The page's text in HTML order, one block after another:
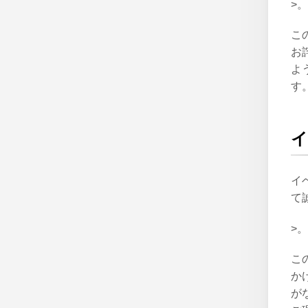
>。
こ
お
よ
す
イ
て
>。
こ
か
が